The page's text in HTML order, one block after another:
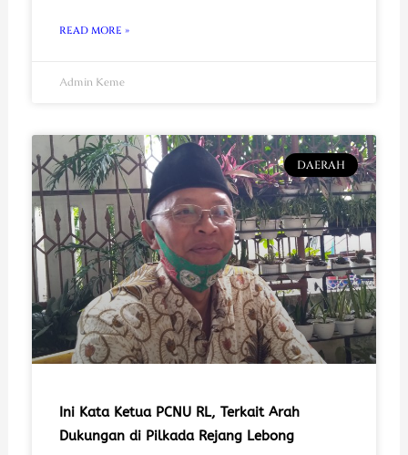
READ MORE »
Admin Keme
DAERAH
Ini Kata Ketua PCNU RL, Terkait Arah
Dukungan di Pilkada Rejang Lebong